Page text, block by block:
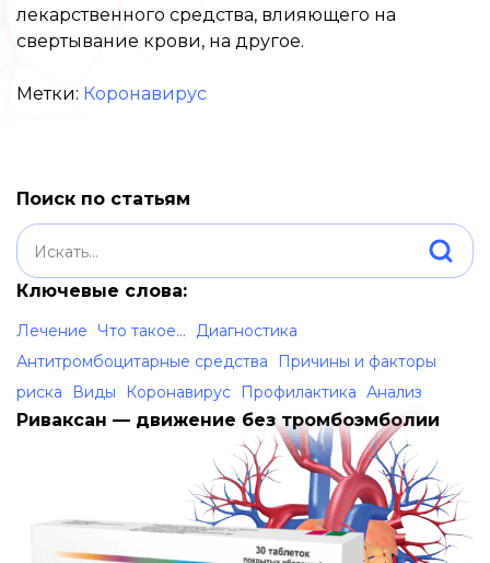
Поиск по статьям
Ключевые слова:
Лечение Что такое...
Диагностика
Антитромбоцитарные средства
Причины и факторы
риска
Виды Коронавирус Профилактика Анализ
Риваксан — движение без тромбоэмболии
лекарственного средства, влияющего на
свертывание крови, на другое.
Метки: Коронавирус